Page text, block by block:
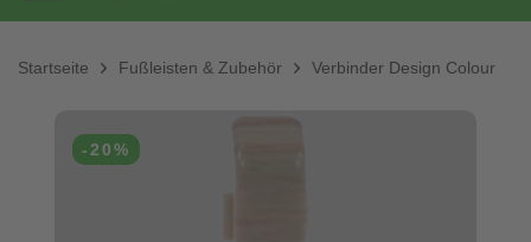
Startseite Fußleisten & Zubehör Verbinder Design Colour
-20%